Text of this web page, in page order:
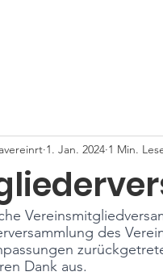
1. Jan. 2024 1 Min.
des
Dank aus.